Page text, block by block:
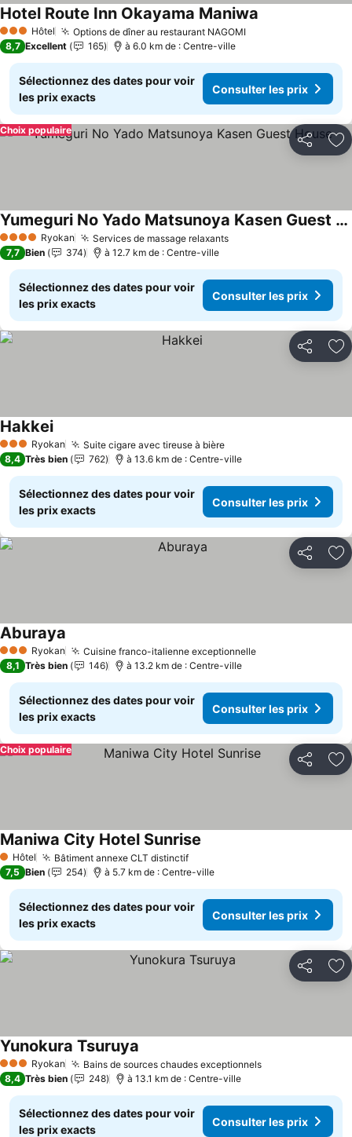
3 ÉtoilesHôtel Options de dîner au restaurant NAGOMI
Hotel Route Inn Okayama Maniwa
8,7 Excellent 165 à 6.0 km de : Centre-ville
Sélectionnez des dates pour voir
les prix exacts
Consulter les prix
Partager
Choix populaire
4 Étoiles Ryokan Services de massage relaxants
Yumeguri No Yado Matsunoya Kasen Guest House
7,7 Bien 374 à 12.7 km de : Centre-ville
Sélectionnez des dates pour voir
les prix exacts
Consulter les prix
Partager
3 ÉtoilesRyokan Suite cigare avec tireuse à bière
Hakkei
8,4 Très bien 762 à 13.6 km de : Centre-ville
Sélectionnez des dates pour voir
les prix exacts
Consulter les prix
Partager
3 ÉtoilesRyokan Cuisine franco-italienne exceptionnelle
Aburaya
8,1 Très bien 146 à 13.2 km de : Centre-ville
Sélectionnez des dates pour voir
les prix exacts
Consulter les prix
Partager
Choix populaire
1 Étoiles
Hôtel Bâtiment annexe CLT distinctif
Maniwa City Hotel Sunrise
7,5 Bien 254 à 5.7 km de : Centre-ville
Sélectionnez des dates pour voir
les prix exacts
Consulter les prix
Partager
3 ÉtoilesRyokan Bains de sources chaudes exceptionnels
Yunokura Tsuruya
8,4 Très bien 248 à 13.1 km de : Centre-ville
Sélectionnez des dates pour voir
les prix exacts
Consulter les prix